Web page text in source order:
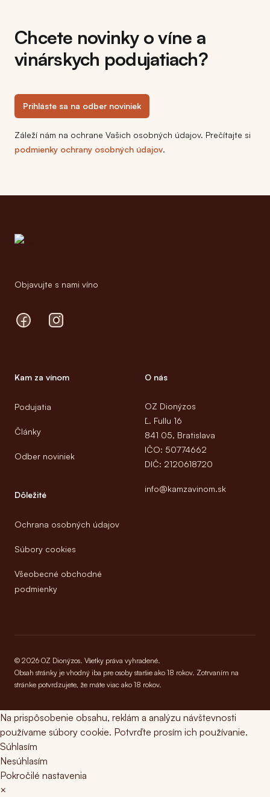
Chcete novinky o víne a
vinárskych podujatiach?
Prihláste sa na odber noviniek
Záleží nám na ochrane Vašich osobných údajov. Prečítajte si
podmienky ochrany osobných údajov.
Objavujte s nami víno
FacebookInstagram
Kam za vínom
Podujatia
Články
Odber noviniek
Dôležité
Ochrana osobných údajov
Súbory cookies
Všeobecné obchodné
podmienky
O nás
OZ Dionýzos
Ľ. Fullu 16
841 05, Bratislava
IČO: 50774662
DIČ: 2120618720
info@kamzavinom.sk
© 2026 OZ Dionýzos. Všetky práva vyhradené.
Obsah stránky je vhodný iba pre osoby staršie ako 18 rokov. Zotrvaním na
stránke potvrdzujete, že máte viac ako 18 rokov.
Na prispôsobenie obsahu, reklám a analýzu návštevnosti
používame súbory cookie. Potvrďte prosím ich používanie.
Súhlasím
Nesúhlasím
Pokročilé nastavenia
×